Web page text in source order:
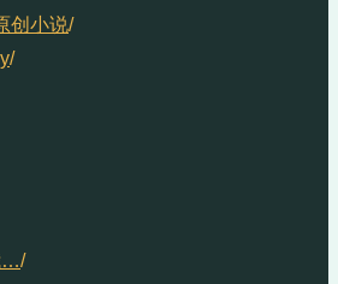
创小说/
/
…/